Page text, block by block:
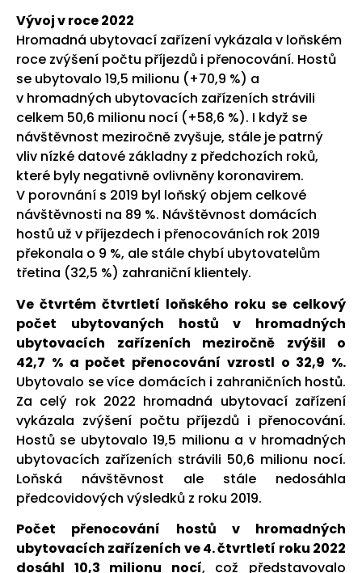
Vývoj v roce 2022
Hromadná ubytovací zařízení vykázala v loňském
roce zvýšení počtu příjezdů i přenocování. Hostů
se ubytovalo 19,5 milionu (+70,9 %) a
v hromadných ubytovacích zařízeních strávili
celkem 50,6 milionu nocí (+58,6 %). I když se
návštěvnost meziročně zvyšuje, stále je patrný
vliv nízké datové základny z předchozích roků,
které byly negativně ovlivněny koronavirem.
V porovnání s 2019 byl loňský objem celkové
návštěvnosti na 89 %. Návštěvnost domácích
hostů už v příjezdech i přenocováních rok 2019
překonala o 9 %, ale stále chybí ubytovatelům
třetina (32,5 %) zahraniční klientely.
Ve čtvrtém čtvrtletí loňského roku se celkový
počet ubytovaných hostů v hromadných
ubytovacích zařízeních meziročně zvýšil o
42,7 % a počet přenocování vzrostl o 32,9 %.
Ubytovalo se více domácích i zahraničních hostů.
Za celý rok 2022 hromadná ubytovací zařízení
vykázala zvýšení počtu příjezdů i přenocování.
Hostů se ubytovalo 19,5 milionu a v hromadných
ubytovacích zařízeních strávili 50,6 milionu nocí.
Loňská návštěvnost ale stále nedosáhla
předcovidových výsledků z roku 2019.
Počet přenocování hostů v hromadných
ubytovacích zařízeních ve 4. čtvrtletí roku 2022
dosáhl 10,3 milionu nocí, což představovalo